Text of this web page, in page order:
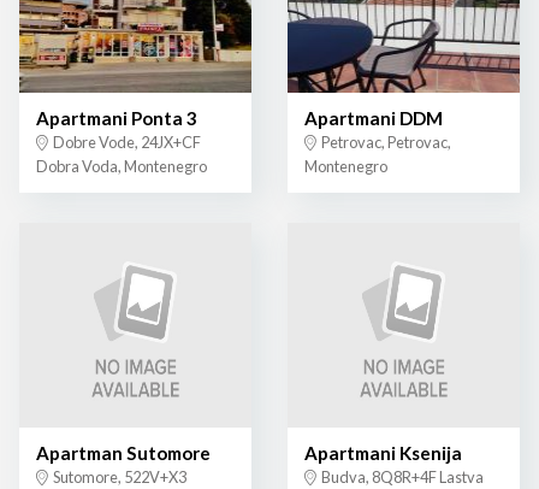
Apartmani Ponta 3
Dobre Vode, 24JX+CF
Dobra Voda, Montenegro
Apartmani DDM
Petrovac, Petrovac,
Montenegro
Apartman Sutomore
Sutomore, 522V+X3
Apartmani Ksenija
Budva, 8Q8R+4F Lastva